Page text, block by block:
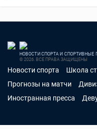
НОВОСТИ СПОРТА И СПОРТИВНЫЕ
© 2026. ВСЕ ПРАВА ЗАЩИЩЕНЫ
Новости спорта Школа
Прогнозы на матчи
Иностранная пресса